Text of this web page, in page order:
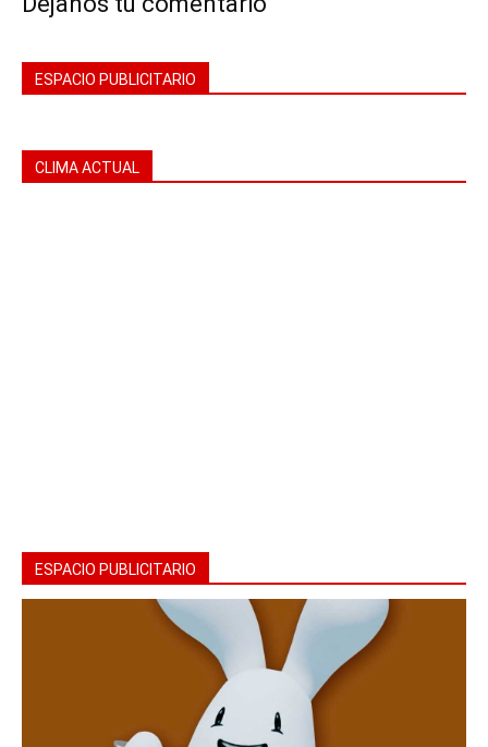
ESPACIO PUBLICITARIO
CLIMA ACTUAL
ESPACIO PUBLICITARIO